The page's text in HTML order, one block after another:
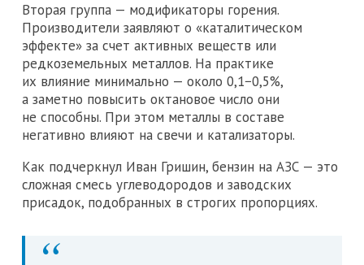
Вторая группа — модификаторы горения.
Производители заявляют о «каталитическом
эффекте» за счет активных веществ или
редкоземельных металлов. На практике
их влияние минимально — около 0,1−0,5%,
а заметно повысить октановое число они
не способны. При этом металлы в составе
негативно влияют на свечи и катализаторы.
Как подчеркнул Иван Гришин, бензин на АЗС — это
сложная смесь углеводородов и заводских
присадок, подобранных в строгих пропорциях.